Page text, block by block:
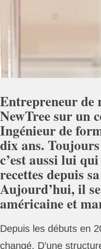
Entrepreneur de
NewTree sur un
Ingénieur de
dix ans.
c’est aussi lui
recettes depuis
Aujourd’hui, il
américaine et
Depuis les débuts en
changé. D’une